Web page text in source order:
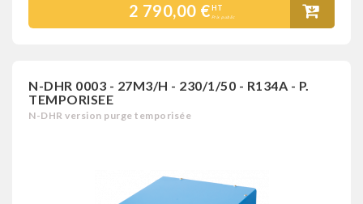
2 790,00 €HT
Prix public
N-DHR 0003 - 27M3/H - 230/1/50 - R134A - P.
TEMPORISEE
N-DHR version purge temporisée